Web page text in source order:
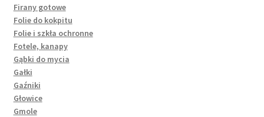
Firany gotowe
Folie do kokpitu
Folie i szkła ochronne
Fotele, kanapy
Gąbki do mycia
Gałki
Gaźniki
Głowice
Gmole